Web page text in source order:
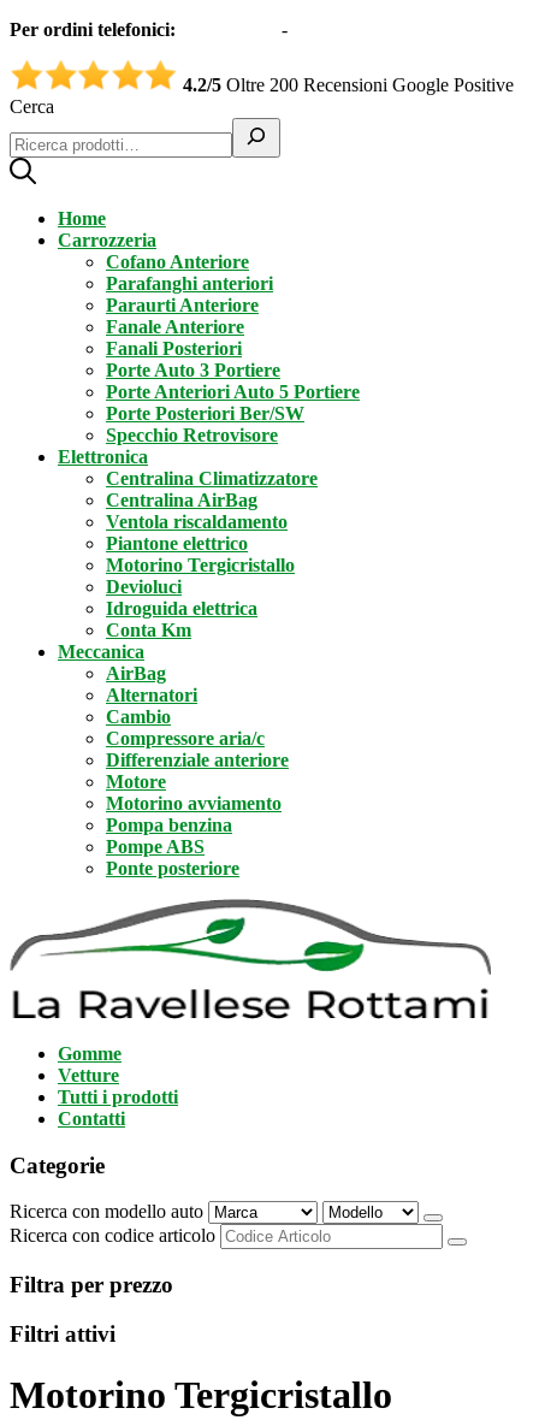
Per ordini telefonici: -
4.2/5 Oltre 200 Recensioni Google Positive
Cerca
Home
Carrozzeria
Cofano Anteriore
Parafanghi anteriori
Paraurti Anteriore
Fanale Anteriore
Fanali Posteriori
Porte Auto 3 Portiere
Porte Anteriori Auto 5 Portiere
Porte Posteriori Ber/SW
Specchio Retrovisore
Elettronica
Centralina Climatizzatore
Centralina AirBag
Ventola riscaldamento
Piantone elettrico
Motorino Tergicristallo
Devioluci
Idroguida elettrica
Conta Km
Meccanica
AirBag
Alternatori
Cambio
Compressore aria/c
Differenziale anteriore
Motore
Motorino avviamento
Pompa benzina
Pompe ABS
Ponte posteriore
Gomme
Vetture
Tutti i prodotti
Contatti
Categorie
Ricerca con modello auto
Ricerca con codice articolo
Filtra per prezzo
Filtri attivi
Motorino Tergicristallo